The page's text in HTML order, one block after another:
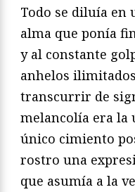
Todo se diluía en
alma que ponía
y al constante
anhelos
transcurrir de
melancolía era la
único cimiento
rostro una
que asumía a la